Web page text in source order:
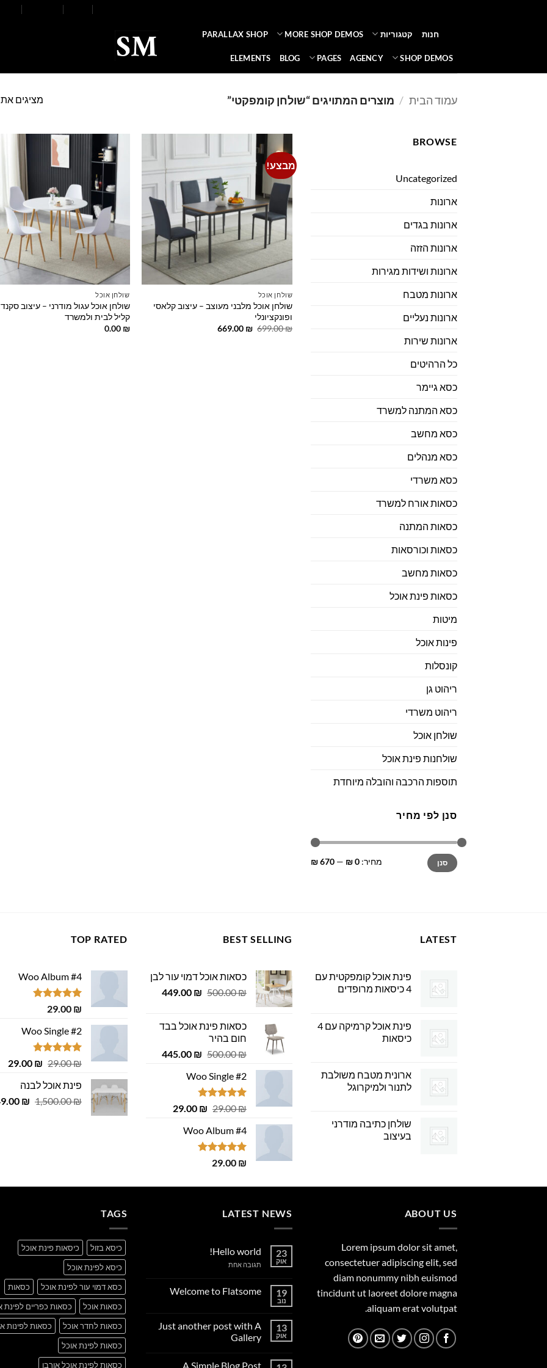
חנות קטגוריות MORE SHOP DEMOS
PARALLAX SHOP
SHOP DEMOS
AGENCY
PAGES
BLOG
ELEMENTS
עמוד הבית / מוצרים המתויגים “שולחן קומפקטי” מציגים את כל ⁦2⁩
BROWSE
Uncategorized
ארונות
ארונות בגדים
ארונות הזזה
ארונות ושידות מגירות
ארונות מטבח
ארונות נעליים
ארונות שירות
כל הרהיטים
כסא גיימר
כסא המתנה למשרד
כסא מחשב
כסא מנהלים
כסא משרדי
כסאות אורח למשרד
כסאות המתנה
כסאות וכורסאות
כסאות מחשב
כסאות פינת אוכל
מיטות
פינות אוכל
קונסלות
ריהוט גן
ריהוט משרדי
שולחן אוכל
שולחנות פינת אוכל
תוספות הרכבה והובלה מיוחדת
סנן לפי מחיר
מחיר
מינימלי
מחיר
מקסימלי
סנן מחיר: 0 ₪
—
670 ₪
מבצע!
wishlist
שולחן אוכל
שולחן אוכל מלבני מעוצב – עיצוב קלאסי
ופונקציונלי
699.00₪
המחיר
669.00 ₪
המחיר
שולחן אוכל
שולחן אוכל עגול מודרני – עיצוב
קליל לבית ולמשרד
0.00 ₪
LATEST
פינת אוכל קומפקטית עם
4 כיסאות מרופדים
פינת אוכל קרמיקה עם 4
כיסאות
ארונית מטבח משולבת
לתנור ולמיקרוגל
שולחן כתיבה מודרני
בעיצוב
BEST SELLING
כסאות אוכל דמוי עור לבן
500.00₪
המחיר
500.00 ₪.
449.00 ₪
המחיר
449.00 ₪.כסאות פינת אוכל בבד
חום בהיר
500.00₪
המחיר
היה:
500.00 ₪.
445.00 ₪
המחיר
Woo Single #2
דורג4.75
29.00₪
המחיר
היה:
29.00 ₪.
29.00 ₪
המחיר
Woo Album #4
דורג5.00
29.00 ₪
TOP RATED
Woo Album #4
דורג5.00
29.00 ₪
Woo Single #2
דורג4.75
29.00₪
המחיר
היה:
29.00 ₪.
29.00 ₪
₪.
פינת אוכל לבנה
1,500.00₪
המחיר
₪
ABOUT US
Lorem ipsum dolor sit amet,
consectetuer adipiscing elit, sed
diam nonummy nibh euismod
tincidunt ut laoreet dolore magna
aliquam erat volutpat.
LATEST NEWS
23
אוק
Hello world!
תגובה אחתעל
19
נוב
Welcome to Flatsome
Welcome
to
Flatsome
13
אוק
Just another post with A
Gallery
על
A Simple Blog Post
TAGS
כיסא בזול
כיסאות פינת אוכל
כיסא לפינת אוכל
כסא דמוי עור לפינת אוכל
כסאות
כסאות אוכל
כסאות כפריים לפינת
כסאות לחדר אוכל
כסאות לפינות
כסאות לפינת אוכל
כסאות לפינת אוכל אורבן